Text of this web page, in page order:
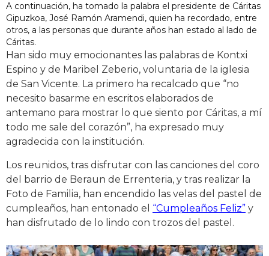
A continuación, ha tomado la palabra el presidente de Cáritas
Gipuzkoa, José Ramón Aramendi, quien ha recordado, entre
otros, a las personas que durante años han estado al lado de
Cáritas.
Han sido muy emocionantes las palabras de Kontxi
Espino y de Maribel Zeberio, voluntaria de la iglesia
de San Vicente. La primero ha recalcado que “no
necesito basarme en escritos elaborados de
antemano para mostrar lo que siento por Cáritas, a mí
todo me sale del corazón”, ha expresado muy
agradecida con la institución.
Los reunidos, tras disfrutar con las canciones del coro
del barrio de Beraun de Errenteria, y tras realizar la
Foto de Familia, han encendido las velas del pastel de
cumpleaños, han entonado el “Cumpleaños Feliz” y
han disfrutado de lo lindo con trozos del pastel.